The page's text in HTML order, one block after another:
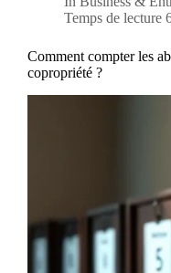
Temps de lecture
Comment compter les
copropriété ?